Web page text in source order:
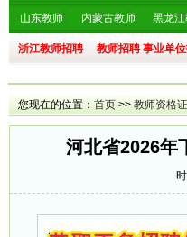
山东教师 内蒙古教师 黑龙
浙江教师招聘 教师招聘 事业单
您现在的位置： 首页 >> 教师资格
河北省2026年